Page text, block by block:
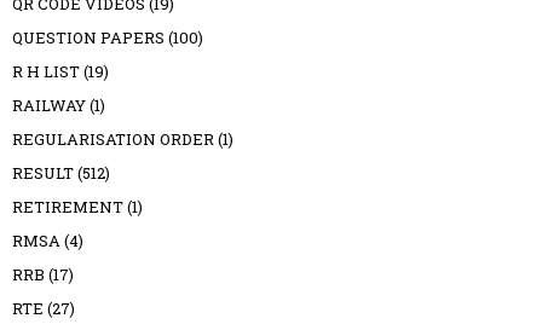
QUESTION PAPERS (100)
R H LIST(19)
RAILWAY(1)
REGULARISATION ORDER(1)
RESULT(512)
RETIREMENT(1)
RMSA(4)
RRB (17)
RTE (27)